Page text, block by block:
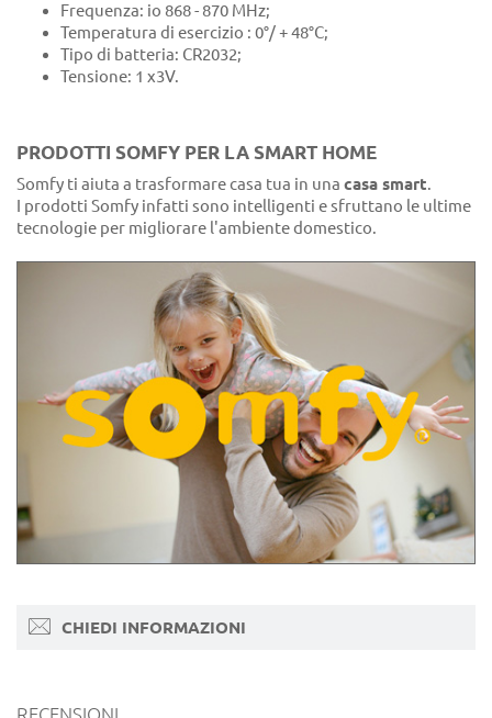
Frequenza: io 868 - 870 MHz;
Temperatura di esercizio : 0°/ + 48°C;
Tipo di batteria: CR2032;
Tensione: 1 x3V.
PRODOTTI SOMFY PER LA SMART HOME
Somfy ti aiuta a trasformare casa tua in una casa smart.
I prodotti Somfy infatti sono intelligenti e sfruttano le ultime
tecnologie per migliorare l'ambiente domestico.
CHIEDI INFORMAZIONI